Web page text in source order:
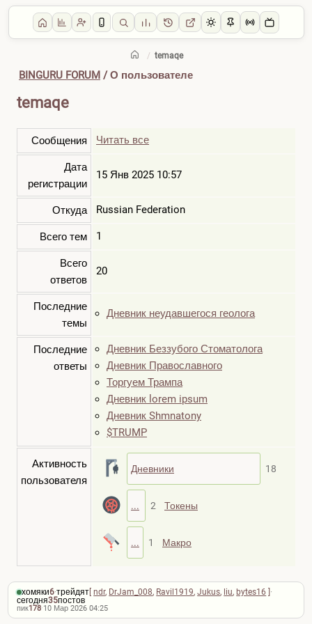
/ temaqe
BINGURU FORUM / О пользователе
temaqe
Сообщения Читать все
Дата
регистрации
15 Янв 2025 10:57
Откуда Russian Federation
Всего тем 1
Всего
ответов
20
Последние
темы
Дневник неудавшегося геолога
Последние
ответы
Дневник Беззубого Стоматолога
Дневник Православного
Торгуем Трампа
Дневник lorem ipsum
Дневник Shmnatony
$TRUMP
Активность
пользователя
Дневники 18
... 2 Токены
... 1 Макро
хомяки6·трейдят [ndr, DrJam_008, Ravil1919,Jukus, liu, bytes16 ·
сегодня35постов
пик178·10 Мар 2026 04:25